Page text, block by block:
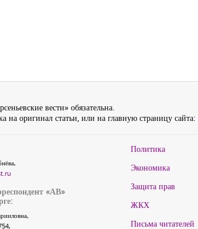
вести» обязательна.
на оригинал статьи, или на главную страницу сайта:
«АВ»
Политика
Экономика
Защита прав
ЖКХ
Письма читателей